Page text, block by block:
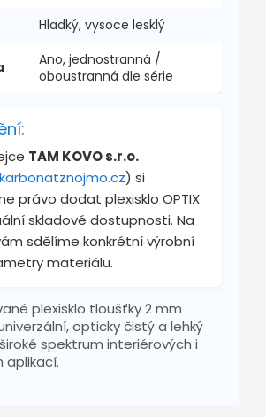
Hladký, vysoce lesklý
Ano, jednostranná /
oboustranná dle série
TAM KOVO s.r.o.
) si
právo dodat plexisklo OPTIX
skladové dostupnosti. Na
sdělíme konkrétní výrobní
materiálu.
plexisklo tloušťky 2 mm
opticky čistý a lehký
spektrum interiérových i
aplikací.